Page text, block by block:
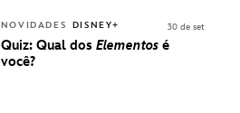
DISNEY
NOVIDADES DISNEY+
Quiz: Qual dos Elementos é
você?
30 de set